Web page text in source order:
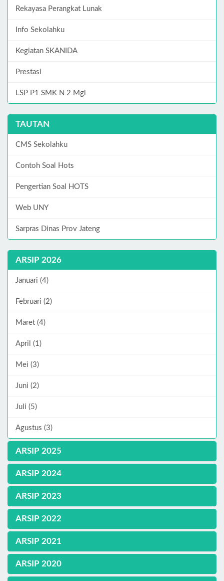
Rekayasa Perangkat Lunak
Info Sekolahku
Kegiatan SKANIDA
Prestasi
LSP P1 SMK N 2 Mgl
TAUTAN
CMS Sekolahku
Contoh Soal Hots
Pengertian Soal HOTS
Web UNY
Sarpras Dinas Prov Jateng
ARSIP 2026
Januari (4)
Februari (2)
Maret (4)
April (1)
Mei (3)
Juni (2)
Juli (5)
Agustus (3)
ARSIP 2025
ARSIP 2024
ARSIP 2023
ARSIP 2022
ARSIP 2021
ARSIP 2020